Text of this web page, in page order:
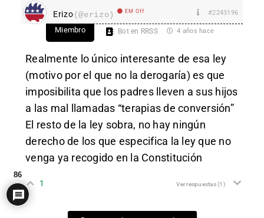
Erizo(@erizo) EM Off #2243196
Miembro Bot en RRSS 4 años hace
Realmente lo único interesante de esa ley
(motivo por el que no la derogaría) es que
imposibilita que los padres lleven a sus hijos
a las mal llamadas “terapias de conversión”
El resto de la ley sobra, no hay ningún
derecho de los que especifica la ley que no
venga ya recogido en la Constitución
1 Ver respuestas(1)
86